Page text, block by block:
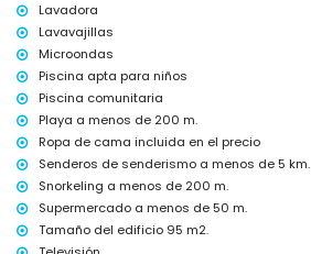
Lavadora
Lavavajillas
Microondas
Piscina apta para niños
Piscina comunitaria
Playa a menos de 200 m.
Ropa de cama incluida en el precio
Senderos de senderismo a menos de 5 km.
Snorkeling a menos de 200 m.
Supermercado a menos de 50 m.
Tamaño del edificio 95 m2.